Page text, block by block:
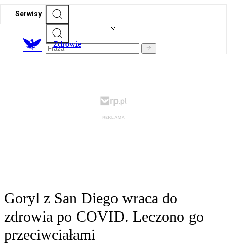
Serwisy
Zdrowie
Goryl z San Diego wraca do
zdrowia po COVID. Leczono go
przeciwciałami